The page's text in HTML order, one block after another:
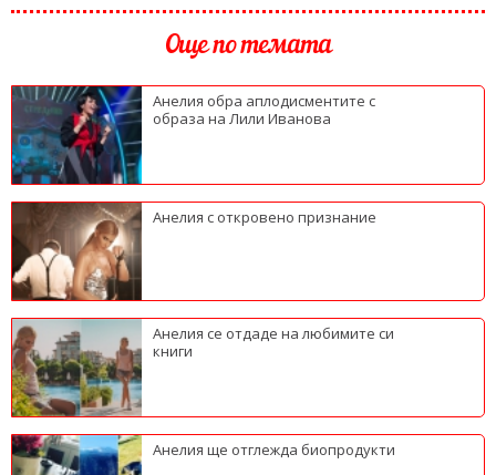
Още по темата
Анелия обра аплодисментите с
образа на Лили Иванова
Анелия с откровено признание
Анелия се отдаде на любимите си
книги
Анелия ще отглежда биопродукти